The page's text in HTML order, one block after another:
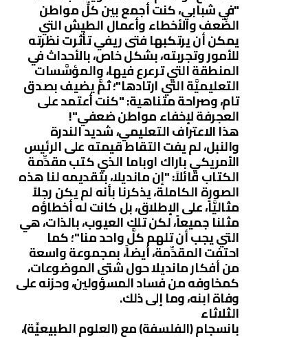
"في شبابي، كنت أجمع بين كلِّ مواطن
الضَّعف والأخطاء وأعمال الطيش التي
يمكن أن يرتكبها فتى ريفي تأثرت نظرته
للأمور وتجربته، بشكل خاص، بالأحداث في
المنطقة التي ترعرع فيها، والمؤسَّسات
التعليميَّة التي ارتادها"؛ ثمَّ يضيف بصدق
تام، وصراحة متناهية: "كنت أعتمد على
العجرفة لإخفاء مواطن ضعفي"!
هذا الاعتراف التعليمي، شديد الندرة
والنبل، لم يفت التقاط قيمته على الرئيس
الأمريكي باراك اوباما الذي كتب مقدِّمة
الكتاب قائلاً: "إن مانديلا، بتقديمه لنا هذه
الصورة الكاملة، يذكرنا بأنه لم يكن رجلاً
مثاليَّاً، على الإطلاق، بل كانت له أخطاؤه
مثلنا جميعاً، لكن تلك العيوب، بالذات، هي
التي يجب أن تلهم كلَّ واحد منا"؛ كما
احتفت المقدِّمة، أيضاً، بمجموعة واسعة
من أفكار مانديلا حول شتى الموضوعات،
كمخاوفه من فساد المسؤولين، وحزنه على
وفاة ابنه، وما إلى ذلك.
الثلاثاء
بانسجام (الفلسفة) مع (العلوم الطبيعيَّة)،